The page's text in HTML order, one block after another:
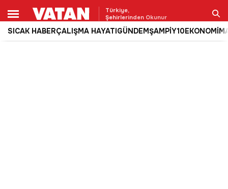
Türkiye,
Şehirlerinden Okunur
SICAK HABERÇALIŞMA HAYATIGÜNDEMŞAMPİY10EKONOMİ
Ara